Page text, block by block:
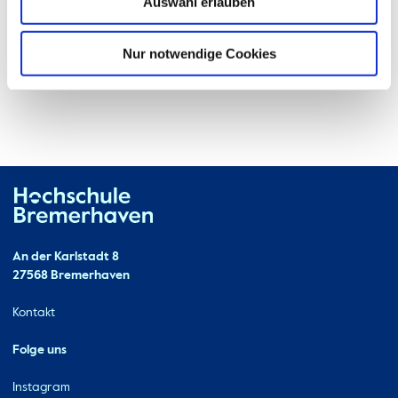
Nur notwendige Cookies
Kontakt
An der Karlstadt 8
27568 Bremerhaven
Ressourcen
Kontakt
Folge uns
Instagram